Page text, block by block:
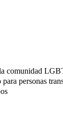
comunidad
personas